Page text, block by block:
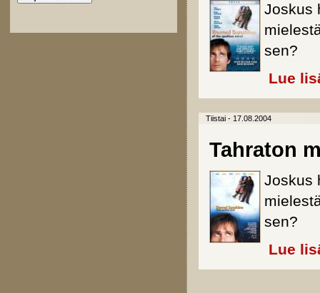
Joskus
sen?
Lue
Tiistai - 17.08.2004
Tahraton
Joskus
sen?
Lue